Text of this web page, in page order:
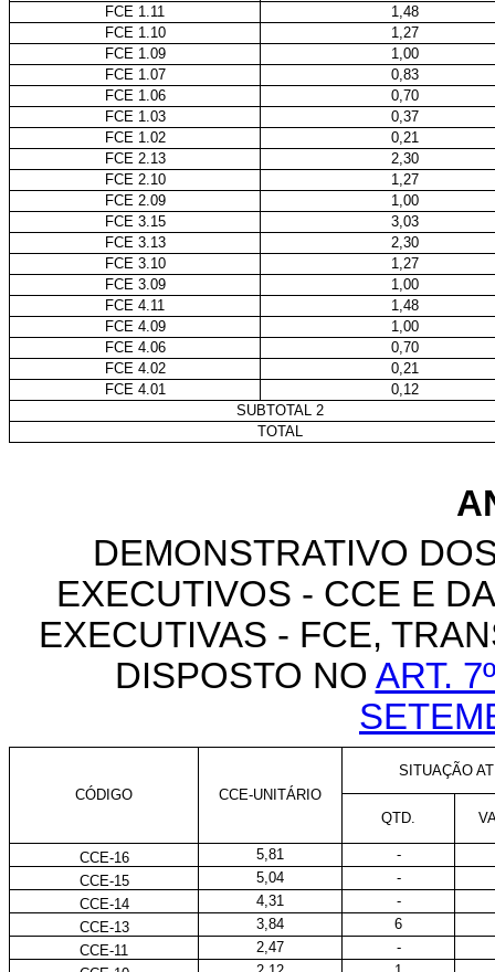
FCE 1.11
1,48
FCE 1.10
1,27
FCE 1.09
1,00
FCE 1.07
0,83
FCE 1.06
0,70
FCE 1.03
0,37
FCE 1.02
0,21
FCE 2.13
2,30
FCE 2.10
1,27
FCE 2.09
1,00
FCE 3.15
3,03
FCE 3.13
2,30
FCE 3.10
1,27
FCE 3.09
1,00
FCE 4.11
1,48
FCE 4.09
1,00
FCE 4.06
0,70
FCE 4.02
0,21
FCE 4.01
0,12
SUBTOTAL 2
TOTAL
DEMONSTRATIVO
EXECUTIVOS - CCE E
EXECUTIVAS - FCE,
DISPOSTO NO ART.
CÓDIGO CCE-UNITÁRIO
SITUAÇÃO
QTD.
CCE-16 5,81
-
CCE-15
5,04
-
CCE-14
4,31
-
CCE-13
3,84
6
CCE-11
2,47
-